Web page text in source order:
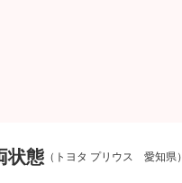
状態 （トヨタ プリウス 愛知県）